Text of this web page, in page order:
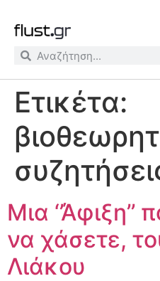
Ετικέτα:
Μια
να χάσετε,
Λιάκου